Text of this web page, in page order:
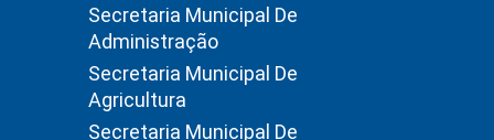
Secretaria Municipal De
Administração
Secretaria Municipal De
Agricultura
Secretaria Municipal De